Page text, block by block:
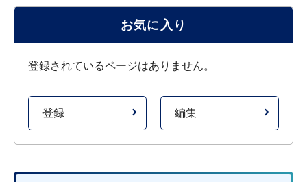
お気に入り
登録されているページはありません。
登録 編集